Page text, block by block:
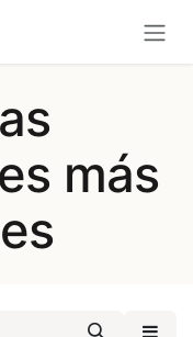
más